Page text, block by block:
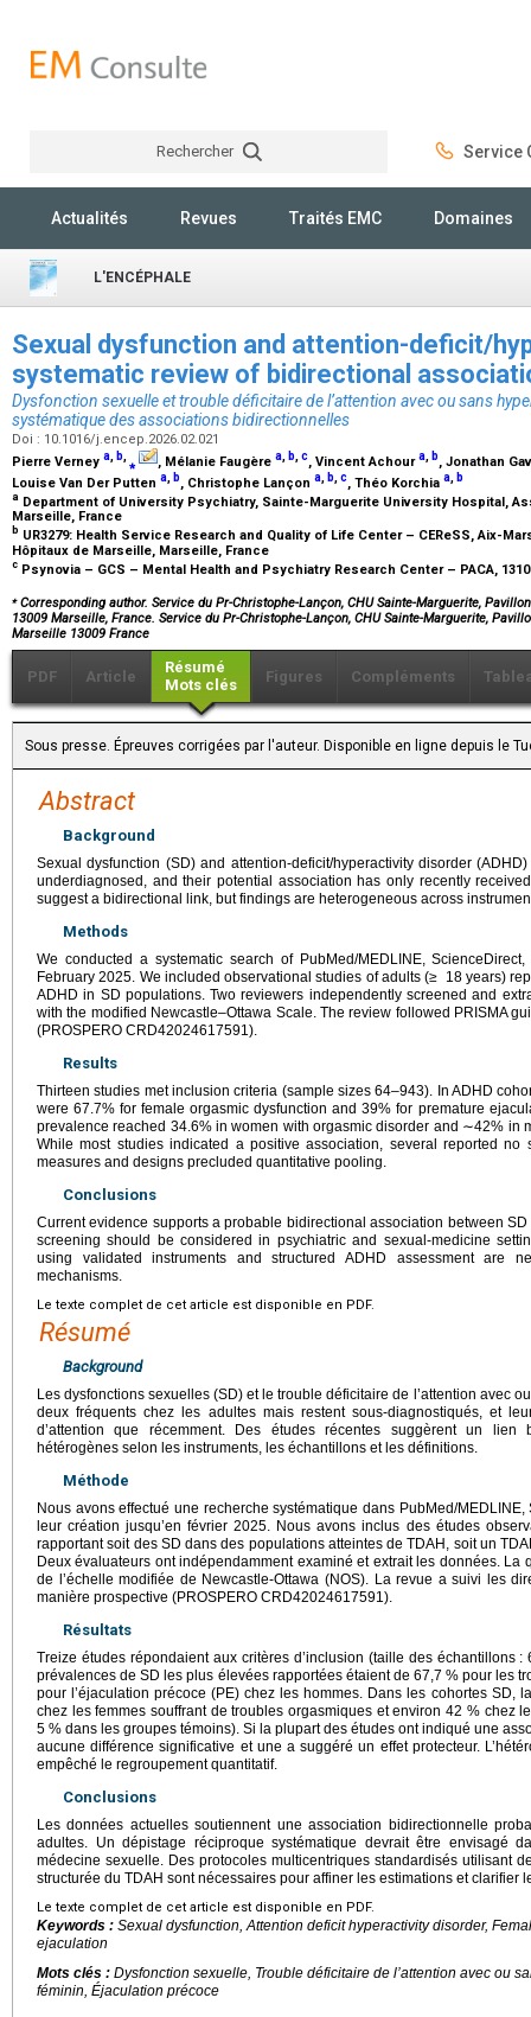
Rechercher Service
Actualités Revues Traités EMC Domaines
L'ENCÉPHALE
Sexual dysfunction and attention-deficit/
systematic review of bidirectional
Dysfonction sexuelle et trouble déficitaire de l’attention avec ou sans
systématique des associations bidirectionnelles
Doi : 10.1016/j.encep.2026.02.021
Pierre Verney a, b,⁎ , Mélanie Faugère a, b,c, Vincent Achoura, b, Jonathan
Louise Van Der Putten a b, Christophe Lançon a b c, Théo Korchia a b
a Department of University Psychiatry, Sainte-Marguerite University Hospital,
Marseille, France
b UR3279: Health Service Research and Quality of Life Center – CEReSS, Aix-
Hôpitaux de Marseille, Marseille, France
c Psynovia – GCS – Mental Health and Psychiatry Research Center – PACA,
⁎Corresponding author. Service du Pr-Christophe-Lançon, CHU Sainte-Marguerite,
13009 Marseille, France. Service du Pr-Christophe-Lançon, CHU Sainte-Marguerite,
Marseille 13009 France
PDF Article
Résumé
Mots clés
Figures Compléments
Sous presse. Épreuves corrigées par l'auteur. Disponible en ligne depuis le
Abstract
Background
Sexual dysfunction (SD) and attention-deficit/hyperactivity disorder
underdiagnosed, and their potential association has only recently
suggest a bidirectional link, but findings are heterogeneous across
Methods
We conducted a systematic search of PubMed/MEDLINE,
February 2025. We included observational studies of adults (≥ 18 years)
ADHD in SD populations. Two reviewers independently screened and
with the modified Newcastle–Ottawa Scale. The review followed PRISMA
(PROSPERO CRD42024617591).
Results
Thirteen studies met inclusion criteria (sample sizes 64–943). In ADHD
were 67.7% for female orgasmic dysfunction and 39% for premature
prevalence reached 34.6% in women with orgasmic disorder and ∼42% in
While most studies indicated a positive association, several reported no
measures and designs precluded quantitative pooling.
Conclusions
Current evidence supports a probable bidirectional association between
screening should be considered in psychiatric and sexual-medicine
using validated instruments and structured ADHD assessment are
mechanisms.
Le texte complet de cet article est disponible en PDF.
Résumé
Background
Les dysfonctions sexuelles (SD) et le trouble déficitaire de l’attention avec
deux fréquents chez les adultes mais restent sous-diagnostiqués, et
d’attention que récemment. Des études récentes suggèrent un lien
hétérogènes selon les instruments, les échantillons et les définitions.
Méthode
Nous avons effectué une recherche systématique dans PubMed/
leur création jusqu’en février 2025. Nous avons inclus des études
rapportant soit des SD dans des populations atteintes de TDAH, soit un
Deux évaluateurs ont indépendamment examiné et extrait les données. La
de l’échelle modifiée de Newcastle-Ottawa (NOS). La revue a suivi les
manière prospective (PROSPERO CRD42024617591).
Résultats
Treize études répondaient aux critères d’inclusion (taille des échantillons
prévalences de SD les plus élevées rapportées étaient de 67,7 % pour les
pour l’éjaculation précoce (PE) chez les hommes. Dans les cohortes SD,
chez les femmes souffrant de troubles orgasmiques et environ 42 % chez
5 % dans les groupes témoins). Si la plupart des études ont indiqué une
aucune différence significative et une a suggéré un effet protecteur.
empêché le regroupement quantitatif.
Conclusions
Les données actuelles soutiennent une association bidirectionnelle
adultes. Un dépistage réciproque systématique devrait être envisagé
médecine sexuelle. Des protocoles multicentriques standardisés utilisant
structurée du TDAH sont nécessaires pour affiner les estimations et clarifier
Le texte complet de cet article est disponible en PDF.
Keywords : Sexual dysfunction, Attention deficit hyperactivity disorder,
ejaculation
Mots clés : Dysfonction sexuelle, Trouble déficitaire de l’attention avec ou
féminin, Éjaculation précoce